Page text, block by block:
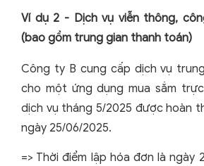
Ví dụ 2 - Dịch vụ viễn thông,
(bao gồm trung gian thanh toán)
Công ty B cung cấp dịch vụ
cho một ứng dụng mua sắm
dịch vụ tháng 5/2025 được hoàn
ngày 25/06/2025.
=> Thời điểm lập hóa đơn là ngày